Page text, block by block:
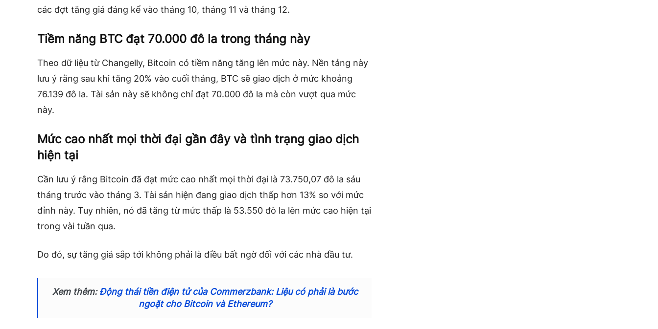
các đợt tăng giá đáng kể vào tháng 10, tháng 11 và tháng 12.
Tiềm năng BTC đạt 70.000 đô la trong tháng này
Theo dữ liệu từ Changelly, Bitcoin có tiềm năng tăng lên mức này. Nền tảng này
lưu ý rằng sau khi tăng 20% ​​vào cuối tháng, BTC sẽ giao dịch ở mức khoảng
76.139 đô la. Tài sản này sẽ không chỉ đạt 70.000 đô la mà còn vượt qua mức
này.
Mức cao nhất mọi thời đại gần đây và tình trạng giao dịch
hiện tại
Cần lưu ý rằng Bitcoin đã đạt mức cao nhất mọi thời đại là 73.750,07 đô la sáu
tháng trước vào tháng 3. Tài sản hiện đang giao dịch thấp hơn 13% so với mức
đỉnh này. Tuy nhiên, nó đã tăng từ mức thấp là 53.550 đô la lên mức cao hiện tại
trong vài tuần qua.
Do đó, sự tăng giá sắp tới không phải là điều bất ngờ đối với các nhà đầu tư.
Xem thêm:Động thái tiền điện tử của Commerzbank: Liệu có phải là bước
ngoặt cho Bitcoin và Ethereum?